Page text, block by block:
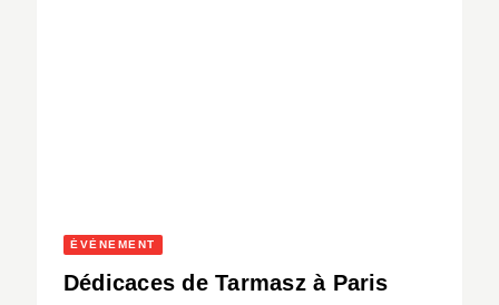
ÉVÈNEMENT
Dédicaces de Tarmasz à Paris